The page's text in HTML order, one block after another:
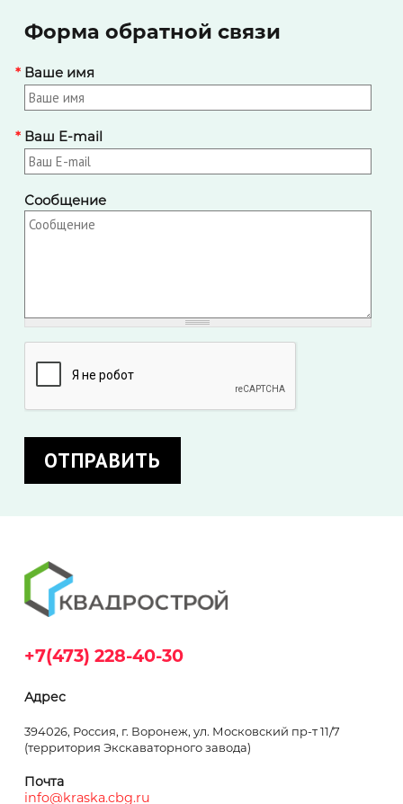
Форма обратной связи
Ваше имя
*
Ваш E-mail
*
Сообщение
+7(473) 228-40-30
Адрес
394026, Россия, г. Воронеж, ул. Московский пр-т 11/7
(территория Экскаваторного завода)
Почта
info@kraska.cbg.ru